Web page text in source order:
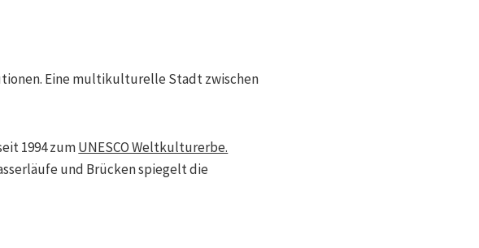
Eine multikulturelle Stadt zwischen
1994 zumUNESCO Weltkulturerbe.
und Brücken spiegelt die